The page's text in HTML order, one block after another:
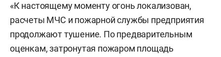
«К настоящему моменту огонь локализован,
расчеты МЧС и пожарной службы предприятия
продолжают тушение. По предварительным
оценкам, затронутая пожаром площадь